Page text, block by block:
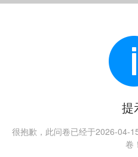
提
很抱歉，此问卷已经于2026-04-
卷！